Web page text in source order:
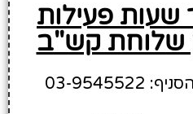
שעות פעילות
שלוחת קש"ב